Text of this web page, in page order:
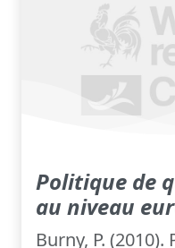
Politique de
au niveau
Burny, P.